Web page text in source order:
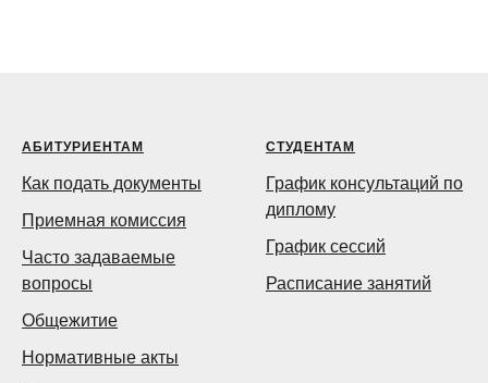
АБИТУРИЕНТАМ
Как подать документы
Приемная комиссия
Часто задаваемые
вопросы
Общежитие
Нормативные акты
СТУДЕНТАМ
График консультаций по
диплому
График сессий
Расписание занятий